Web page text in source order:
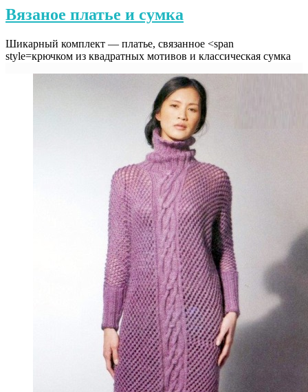
Вязаное платье и сумка
Шикарный комплект — платье, связанное <span
style=крючком из квадратных мотивов и классическая сумка